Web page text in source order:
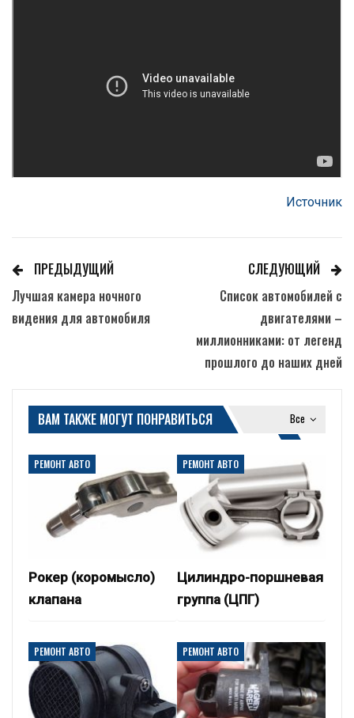
Источник
ПРЕДЫДУЩИЙ
Лучшая камера ночного
видения для автомобиля
СЛЕДУЮЩИЙ
Список автомобилей с
двигателями –
миллионниками: от легенд
прошлого до наших дней
Все
ВАМ ТАКЖЕ МОГУТ ПОНРАВИТЬСЯ
РЕМОНТ АВТО
Рокер (коромысло)
клапана
РЕМОНТ АВТО
Цилиндро-поршневая
группа (ЦПГ)
РЕМОНТ АВТО РЕМОНТ АВТО